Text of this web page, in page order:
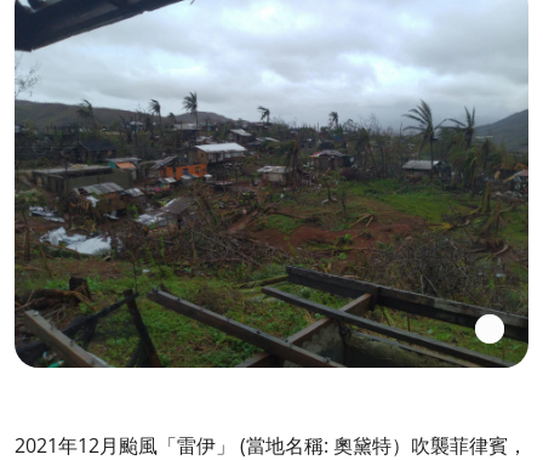
2021年12月颱風「雷伊」 (當地名稱: 奧黛特）吹襲菲律賓，